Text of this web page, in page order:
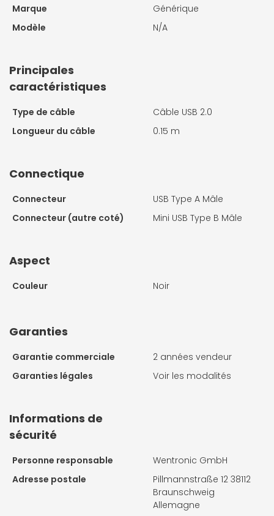
Marque
Générique
Modèle
N/A
Principales
caractéristiques
Type de câble
Câble USB 2.0
Longueur du câble
0.15 m
Connectique
Connecteur
USB Type A Mâle
Connecteur (autre coté)
Mini USB Type B Mâle
Aspect
Couleur Noir
Garanties
Garantie commerciale
2 années vendeur
Garanties légales
Voir les modalités
Informations de
sécurité
Personne responsable
Wentronic GmbH
Adresse postale
Pillmannstraße 12 38112
Braunschweig
Allemagne